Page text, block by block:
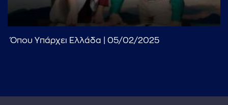
Όπου Υπάρχει Ελλάδα | 05/02/2025